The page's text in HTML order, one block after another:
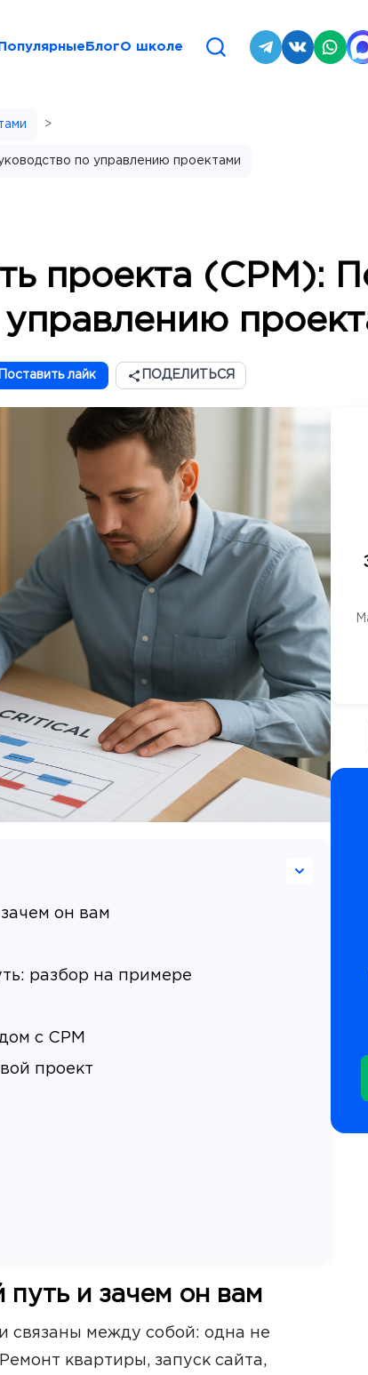
БлогО школе
>
по управлению проектами
проекта (CPM):
Поставить лайк ПОДЕЛИТЬСЯ
он вам
разбор на примере
с CPM
проект
путь и зачем он вам
связаны между собой: одна не
квартиры, запуск сайта,